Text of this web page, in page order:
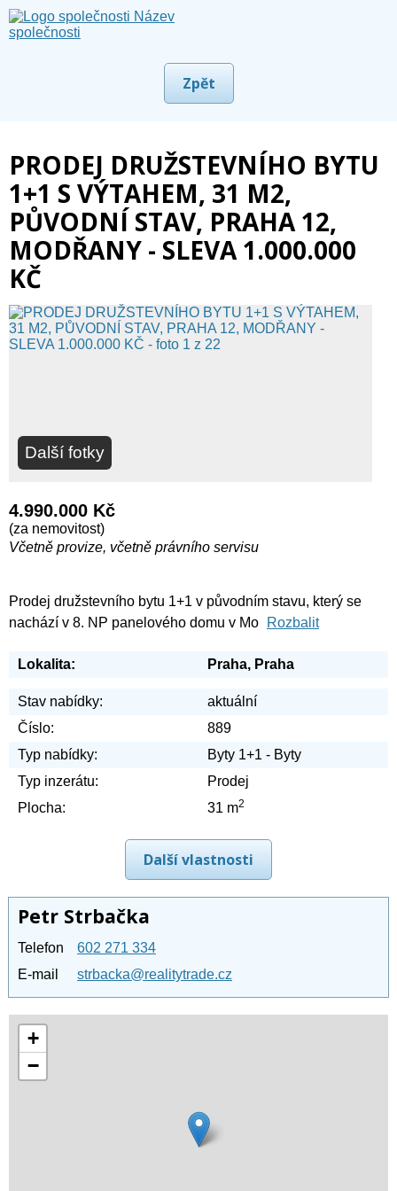
Zpět
PRODEJ DRUŽSTEVNÍHO BYTU
1+1 S VÝTAHEM, 31 M2,
PŮVODNÍ STAV, PRAHA 12,
MODŘANY - SLEVA 1.000.000
KČ
Další fotky
4.990.000 Kč
(za nemovitost)
Včetně provize, včetně právního servisu
Prodej družstevního bytu 1+1 v původním stavu, který se
nachází v 8. NP panelového domu v Mo
Rozbalit
Lokalita: Praha, Praha
Stav nabídky:
aktuální
Číslo:
889
Typ nabídky:
Byty 1+1 - Byty
Typ inzerátu:
Prodej
Plocha:
31 m2
Další vlastnosti
Petr Strbačka
Telefon
602 271 334
E-mail
strbacka@realitytrade.cz
+
−